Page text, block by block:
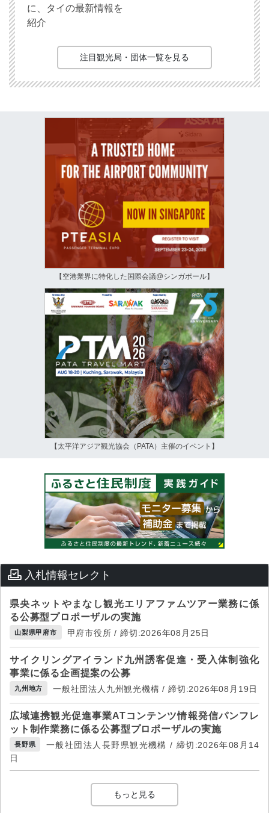
に、タイの最新情報を
紹介
注目観光局・団体一覧を見る
【空港業界に特化した国際会議@シンガポール】
【太平洋アジア観光協会（PATA）主催のイベント】
入札情報セレクト
県央ネットやまなし観光エリアファムツアー業務に係
る公募型プロポーザルの実施
山梨県甲府市 甲府市役所 / 締切:2026年08月25日
サイクリングアイランド九州誘客促進・受入体制強化
事業に係る企画提案の公募
九州地方 一般社団法人九州観光機構 / 締切:2026年08月19日
広域連携観光促進事業ATコンテンツ情報発信パンフレ
ット制作業務に係る公募型プロポーザルの実施
長野県
一般社団法人長野県観光機構 / 締切:2026年08月14
日
もっと見る